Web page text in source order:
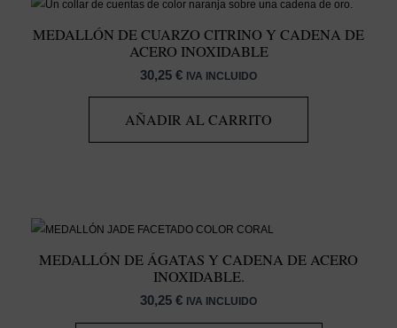
MEDALLÓN DE CUARZO CITRINO Y CADENA DE
ACERO INOXIDABLE
30,25 € IVA INCLUIDO
AÑADIR AL CARRITO
MEDALLÓN DE ÁGATAS Y CADENA DE ACERO
INOXIDABLE.
30,25 € IVA INCLUIDO